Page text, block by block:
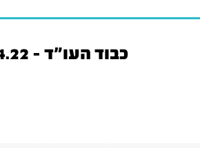
כבוד העו"ד - 08.04.22